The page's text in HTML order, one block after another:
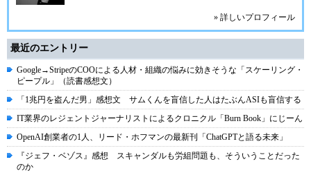
» 詳しいプロフィール
最近のエントリー
Google→StripeのCOOによる人材・組織の悩みに効きそうな「スケーリング・
ピープル」（読書感想文）
「1兆円を盗んだ男」感想文 サムくんを盲信した人はたぶんASIも盲信する
IT業界のレジェントジャーナリストによるクロニクル「Burn Book」にじーん
OpenAI創業者の1人、リード・ホフマンの最新刊「ChatGPTと語る未来」
『ジェフ・ベゾス』感想 スキャンダルも労組問題も、そういうことだった
のか